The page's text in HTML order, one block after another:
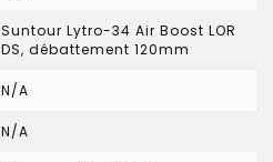
Suntour Lytro-34 Air Boost LOR
DS, débattement 120mm
N/A
N/A